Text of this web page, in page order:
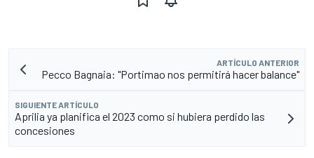
ARTÍCULO ANTERIOR
Pecco Bagnaia: "Portimao nos permitirá hacer balance"
SIGUIENTE ARTÍCULO
Aprilia ya planifica el 2023 como si hubiera perdido las
concesiones